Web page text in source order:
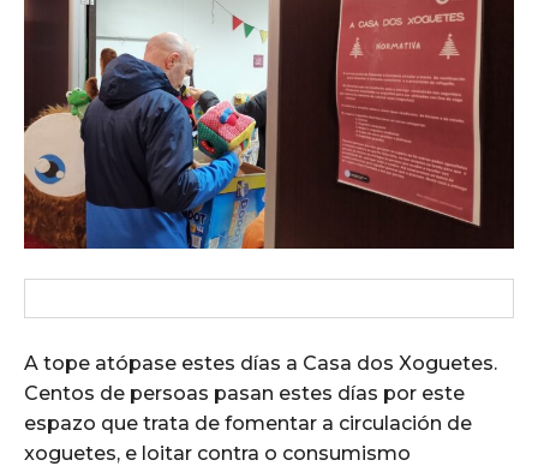
A tope atópase estes días a Casa dos Xoguetes.
Centos de persoas pasan estes días por este
espazo que trata de fomentar a circulación de
xoguetes, e loitar contra o consumismo